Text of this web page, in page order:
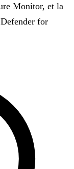
Monitor, et la
for